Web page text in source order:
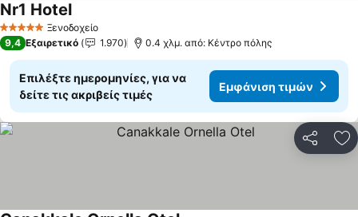
5 Αστέρια Ξενοδοχείο
Nr1 Hotel
9,4 Εξαιρετικό 1.970 0.4 χλμ. από: Κέντρο πόλης
Επιλέξτε ημερομηνίες, για να
δείτε τις ακριβείς τιμές
Εμφάνιση τιμών